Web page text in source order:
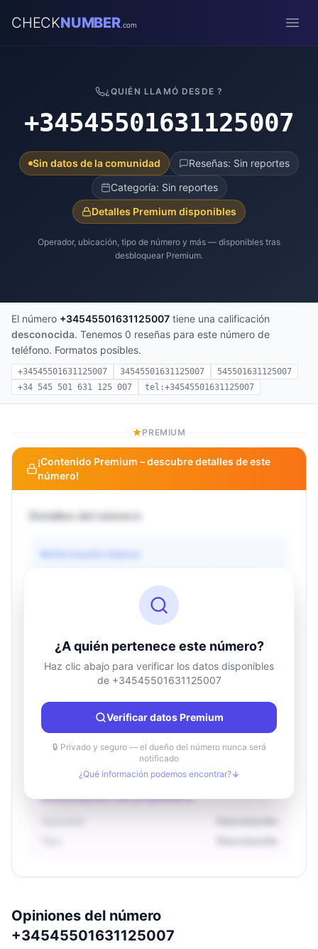
CHECKNUMBER.com
¿QUIÉN LLAMÓ DESDE ?
+34545501631125007
Sin datos de la comunidad
Reseñas: Sin reportes
Categoría: Sin reportes
Detalles Premium disponibles
Operador, ubicación, tipo de número y más — disponibles tras
desbloquear Premium.
El número +34545501631125007 tiene una calificación
desconocida. Tenemos 0 reseñas para este número de
teléfono. Formatos posibles.
+34545501631125007 34545501631125007
545501631125007
+34 545 501 631 125 007
tel:+34545501631125007
PREMIUM
¡Contenido Premium – descubre detalles de este
número!
Detalles del número
Información básica
Información de ubicación
País
Desconocido
Ciudad
Desconocido
Región
Desconocido
Información del propietario
¿A quién pertenece este número?
Haz clic abajo para verificar los datos disponibles
de +34545501631125007
Verificar datos Premium
🔒 Privado y seguro — el dueño del número nunca será
notificado
¿Qué información podemos encontrar?
Opiniones del número
+34545501631125007